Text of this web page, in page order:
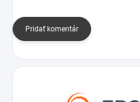
Pridať komentár